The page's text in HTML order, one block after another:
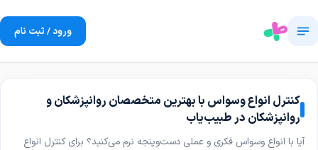
ورود / ثبت نام
کنترل انواع وسواس با بهترین متخصصان روانپزشکان و
روانپزشکان در طبیب‌یاب
آیا با انواع وسواس فکری و عملی دست‌وپنجه نرم می‌کنید؟ برای کنترل انواع